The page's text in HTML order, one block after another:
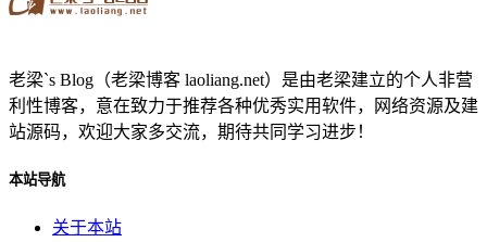
老梁`s Blog（老梁博客 laoliang.net）是由老梁建立的个人非营
利性博客，意在致力于推荐各种优秀实用软件，网络资源及建
站源码，欢迎大家多交流，期待共同学习进步！
本站导航
关于本站